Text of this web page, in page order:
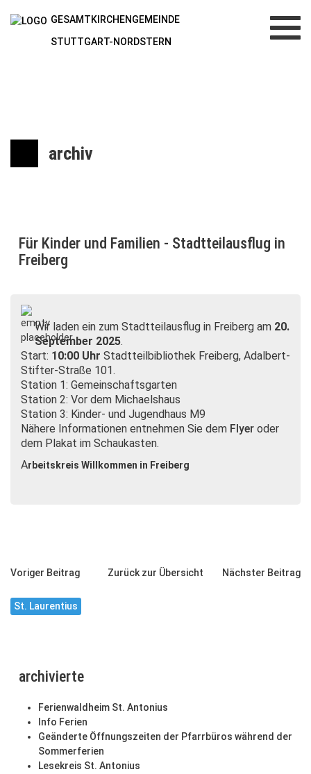
GESAMTKIRCHENGEMEINDE
STUTTGART-NORDSTERN
archiv
Für Kinder und Familien - Stadtteilausflug in
Freiberg
Wir laden ein zum Stadtteilausflug in Freiberg am 20.
September 2025.
Start: 10:00 Uhr Stadtteilbibliothek Freiberg, Adalbert-
Stifter-Straße 101.
Station 1: Gemeinschaftsgarten
Station 2: Vor dem Michaelshaus
Station 3: Kinder- und Jugendhaus M9
Nähere Informationen entnehmen Sie dem Flyer oder
dem Plakat im Schaukasten.
Arbeitskreis Willkommen in Freiberg
Voriger Beitrag Zurück zur Übersicht Nächster Beitrag
St. Laurentius
archivierte
Ferienwaldheim St. Antonius
Info Ferien
Geänderte Öffnungszeiten der Pfarrbüros während der
Sommerferien
Lesekreis St. Antonius